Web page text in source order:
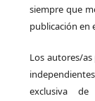
siempre que
publicación en
Los autores/
exclusiva